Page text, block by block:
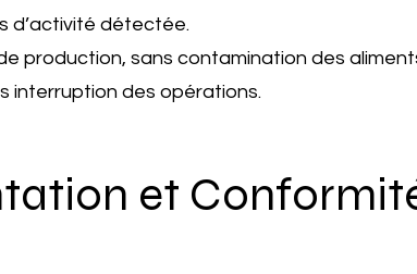
d’activité détectée.
production, sans contamination des
interruption des opérations.
et